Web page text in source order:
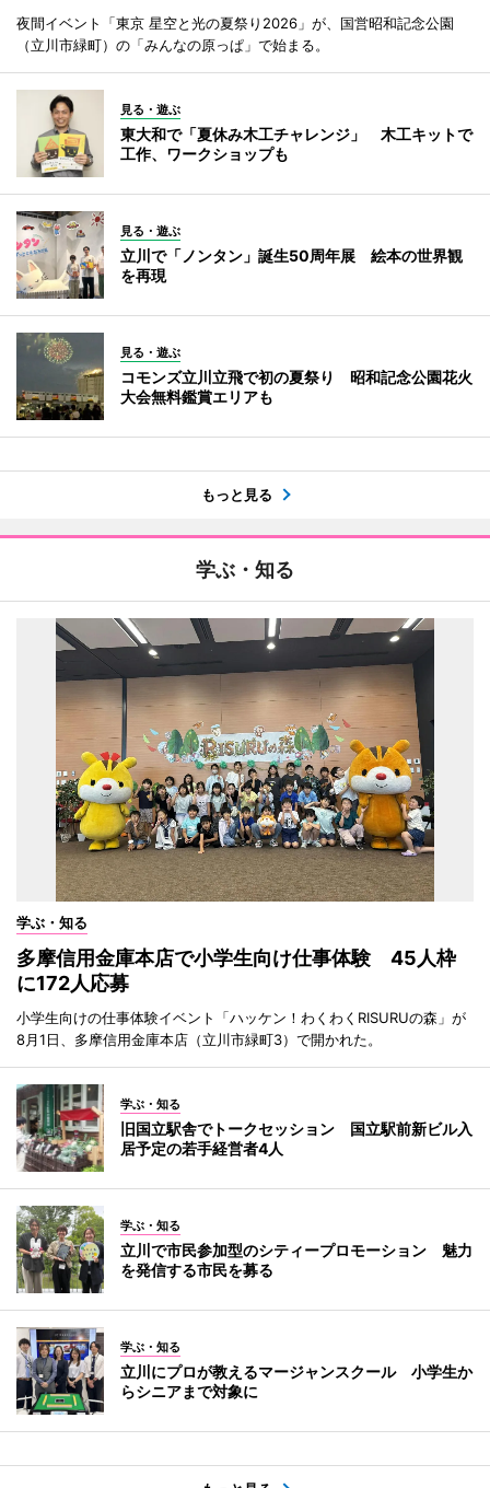
夜間イベント「東京 星空と光の夏祭り2026」が、国営昭和記念公園
（立川市緑町）の「みんなの原っぱ」で始まる。
見る・遊ぶ
東大和で「夏休み木工チャレンジ」 木工キットで
工作、ワークショップも
見る・遊ぶ
立川で「ノンタン」誕生50周年展 絵本の世界観
を再現
見る・遊ぶ
コモンズ立川立飛で初の夏祭り 昭和記念公園花火
大会無料鑑賞エリアも
もっと見る
学ぶ・知る
学ぶ・知る
多摩信用金庫本店で小学生向け仕事体験 45人枠
に172人応募
小学生向けの仕事体験イベント「ハッケン！わくわくRISURUの森」が
8月1日、多摩信用金庫本店（立川市緑町3）で開かれた。
学ぶ・知る
旧国立駅舎でトークセッション 国立駅前新ビル入
居予定の若手経営者4人
学ぶ・知る
立川で市民参加型のシティープロモーション 魅力
を発信する市民を募る
学ぶ・知る
立川にプロが教えるマージャンスクール 小学生か
らシニアまで対象に